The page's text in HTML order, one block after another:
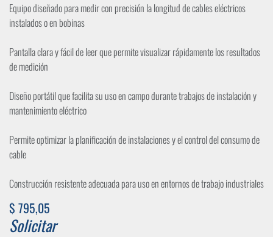
Equipo diseñado para medir con precisión la longitud de cables eléctricos
instalados o en bobinas
Pantalla clara y fácil de leer que permite visualizar rápidamente los resultados
de medición
Diseño portátil que facilita su uso en campo durante trabajos de instalación y
mantenimiento eléctrico
Permite optimizar la planificación de instalaciones y el control del consumo de
cable
Construcción resistente adecuada para uso en entornos de trabajo industriales
$ 795,05
Solicitar